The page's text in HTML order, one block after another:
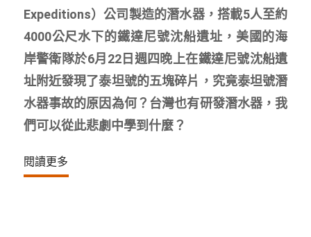
Expeditions）公司製造的潛水器，搭載5人至約
4000公尺水下的鐵達尼號沈船遺址，美國的海
岸警衛隊於6月22日週四晚上在鐵達尼號沈船遺
址附近發現了泰坦號的五塊碎片，究竟泰坦號潛
水器事故的原因為何？台灣也有研發潛水器，我
們可以從此悲劇中學到什麼？
閱讀更多